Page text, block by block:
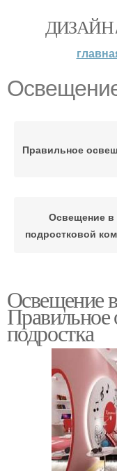
ДИЗАЙН
Правильное
Освещение в
подростковой
Потолочное
Естественное
освещение
Фоновое
Освещение
Правильное
подростка